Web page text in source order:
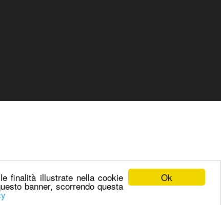
Ok
finalità illustrate nella cookie
banner, scorrendo questa